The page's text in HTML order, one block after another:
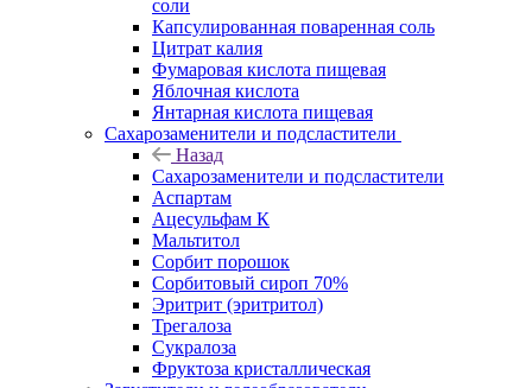
соли
Капсулированная поваренная соль
Цитрат калия
Фумаровая кислота пищевая
Яблочная кислота
Янтарная кислота пищевая
Сахарозаменители и подсластители
Назад
Сахарозаменители и подсластители
Аспартам
Ацесульфам К
Мальтитол
Сорбит порошок
Сорбитовый сироп 70%
Эритрит (эритритол)
Трегалоза
Сукралоза
Фруктоза кристаллическая